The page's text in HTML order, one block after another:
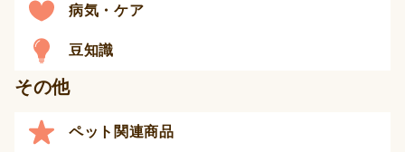
病気・ケア
豆知識
その他
ペット関連商品